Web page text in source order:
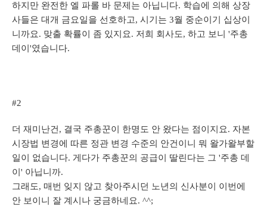
하지만 완전한 엘 파롤 바 문제는 아닙니다. 학습에 의해 상장
사들은 대개 금요일을 선호하고, 시기는 3월 중순이기 십상이
니까요. 맞출 확률이 좀 있지요. 저희 회사도, 하고 보니 '주총
데이'였습니다.
#2
더 재미난건, 결국 주총꾼이 한명도 안 왔다는 점이지요. 자본
시장법 변경에 따른 정관 변경 수준의 안건이니 뭐 왈가왈부할
일이 없습니다. 게다가 주총꾼의 공급이 딸린다는 그 '주총 데
이' 아닙니까.
그래도, 매번 잊지 않고 찾아주시던 노년의 신사분이 이번에
안 보이니 잘 계시나 궁금하네요. ^^;